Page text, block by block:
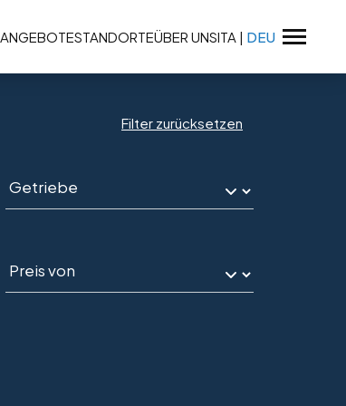
ANGEBOTESTANDORTEÜBER UNSITA | DEU
Filter zurücksetzen